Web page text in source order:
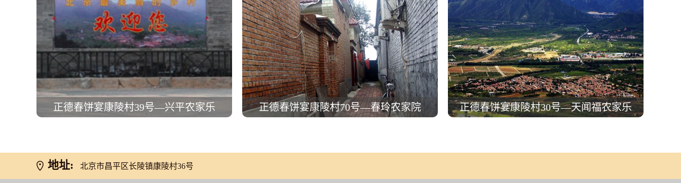
正德春饼宴康陵村39号—兴平农家乐 正德春饼宴康陵村70号—春玲农家院 正德春饼宴康陵村30号—天闻福农家乐
地址: 北京市昌平区长陵镇康陵村36号